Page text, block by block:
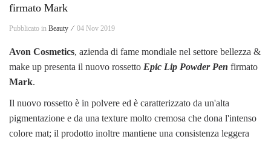
firmato Mark
Pubblicato in Beauty ⁄ 04 Nov 2019
Avon Cosmetics, azienda di fame mondiale nel settore bellezza &
make up presenta il nuovo rossetto Epic Lip Powder Pen firmato
Mark.
Il nuovo rossetto è in polvere ed è caratterizzato da un'alta
pigmentazione e da una texture molto cremosa che dona l'intenso
colore mat; il prodotto inoltre mantiene una consistenza leggera